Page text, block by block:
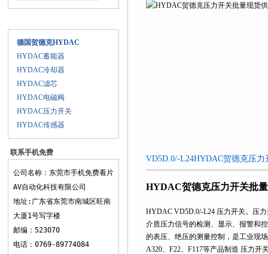
德国贺德克HYDAC
HYDAC蓄能器
HYDAC冷却器
HYDAC滤芯
HYDAC电磁阀
HYDAC压力开关
HYDAC传感器
联系手机免费
看片AV
公司名称：东莞市手机免费看片
AV自动化科技有限公司
地址:广东省东莞市南城区旺南
大厦1号写字楼
邮编：523070
电话：0769-89774084
VD5D.0/-L24HYDAC贺德克压
HYDAC贺德克压力开关批
HYDAC VD5D.0/-L24 压力开关。压
介质压力信号的检测、显示、报警和
的表压、绝压的测量控制，是工业现
A320、F22、F117等产品制造 压力开